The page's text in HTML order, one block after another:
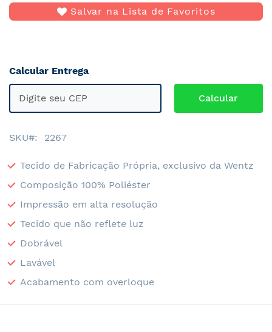
Salvar na Lista de Favoritos
Calcular Entrega
SKU 2267
Tecido de Fabricação Própria, exclusivo da Wentz
Composição 100% Poliéster
Impressão em alta resolução
Tecido que não reflete luz
Dobrável
Lavável
Acabamento com overloque